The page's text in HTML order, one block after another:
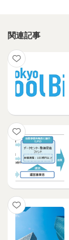
関連記事